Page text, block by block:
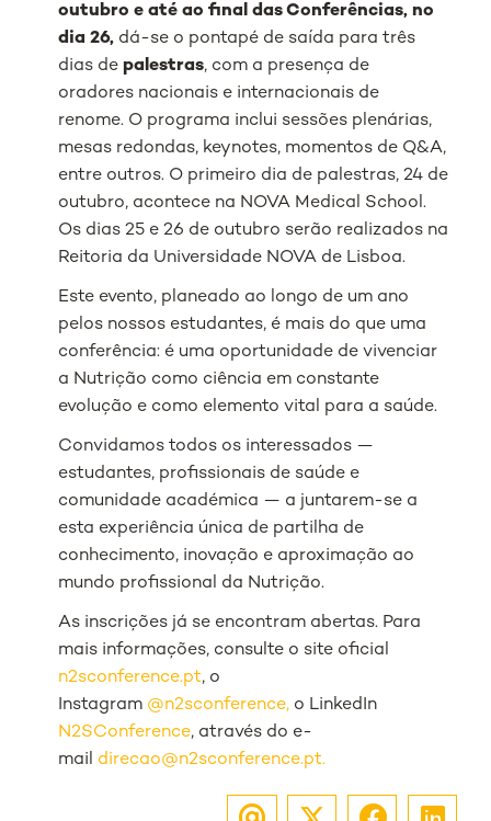
outubro e até ao final das Conferências,no
dia 26, dá-se o pontapé de saída para três
dias depalestras, com a presença de
oradores nacionais e internacionais de
renome. O programa inclui sessões plenárias,
mesas redondas, keynotes, momentos de Q&A,
entre outros. O primeiro dia de palestras, 24 de
outubro, acontece na NOVA Medical School.
Os dias 25 e 26 de outubro serão realizados na
Reitoria da Universidade NOVA de Lisboa.
Este evento, planeado ao longo de um ano
pelos nossos estudantes, é mais do que uma
conferência: é uma oportunidade de vivenciar
a Nutrição como ciência em constante
evolução e como elemento vital para a saúde.
Convidamos todos os interessados —
estudantes, profissionais de saúde e
comunidade académica — a juntarem-se a
esta experiência única de partilha de
conhecimento, inovação e aproximação ao
mundo profissional da Nutrição.
As inscrições já se encontram abertas. Para
mais informações, consulte o site oficial
n2sconference.pt, o
Instagram @n2sconference, o LinkedIn
N2SConference, através do e-
mail direcao@n2sconference.pt.